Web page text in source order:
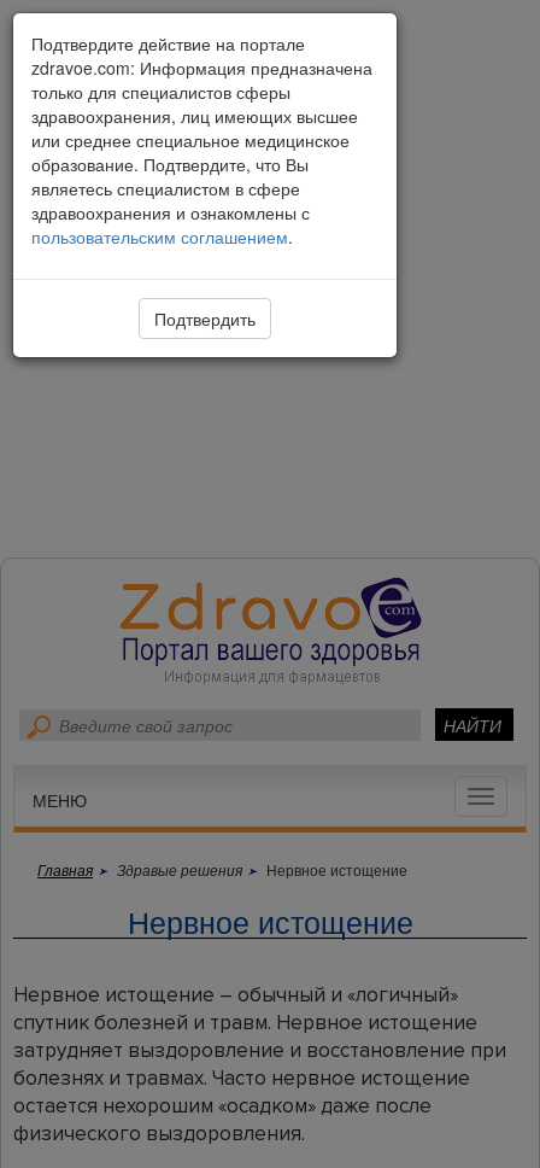
Toggle
МЕНЮ
Главная Здравые решения Нервное истощение
Нервное истощение
Нервное истощение – обычный и «логичный»
спутник болезней и травм. Нервное истощение
затрудняет выздоровление и восстановление при
болезнях и травмах. Часто нервное истощение
остается нехорошим «осадком» даже после
физического выздоровления.
Подтвердите действие на портале
zdravoe.com: Информация предназначена
только для специалистов сферы
здравоохранения, лиц имеющих высшее
или среднее специальное медицинское
образование. Подтвердите, что Вы
являетесь специалистом в сфере
здравоохранения и ознакомлены с
пользовательским соглашением.
Подтвердить